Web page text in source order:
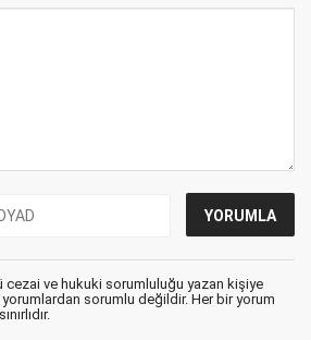
cezai ve hukuki sorumluluğu yazan kişiye
yorumlardan sorumlu değildir. Her bir yorum